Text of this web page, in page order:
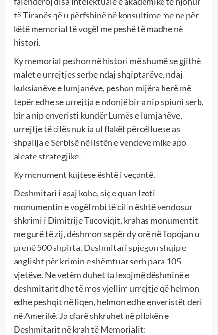
të Tiranës që u përfshinë në konsultime me ne për
këtë memorial të vogël me peshë të madhe në
histori.
Ky memorial peshon në histori më shumë se gjithë
malet e urrejtjes serbe ndaj shqiptarëve, ndaj
kuksianëve e lumjanëve, peshon mijëra herë më
tepër edhe se urrejtja e ndonjë bir a nip spiuni serb,
bir a nip enveristi kundër Lumës e lumjanëve,
urrejtje të cilës nuk ia ul flakët përcëlluese as
shpallja e Serbisë në listën e vendeve mike apo
aleate strategjike…
Ky monument kujtese është i veçantë.
Deshmitari i asaj kohe, siç e quan Izeti
monumentin e vogël mbi të cilin është vendosur
shkrimi i Dimitrije Tucoviqit, krahas monumentit
me gurë të zij, dëshmon se për dy orë në Topojan u
prenë 500 shpirta. Deshmitari spjegon shqip e
anglisht për krimin e shëmtuar serb para 105
vjetëve. Ne vetëm duhet ta lexojmë dëshminë e
deshmitarit dhe të mos vjellim urrejtje që helmon
edhe peshqit në liqen, helmon edhe enveristët deri
në Amerikë. Ja cfarë shkruhet në pllakën e
Deshmitarit në krah të Memorialit: